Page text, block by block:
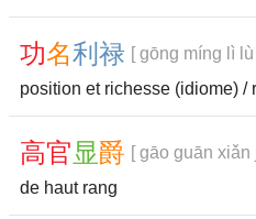
功名利 禄 [ gōng míng lì lù
position et richesse (idiome) /
高官显爵 [ gāo guān xiǎn
de haut rang